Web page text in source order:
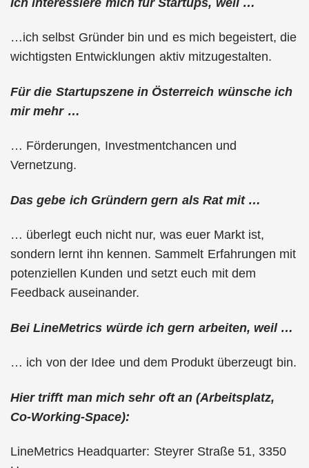
…ich selbst Gründer bin und es mich begeistert, die
wichtigsten Entwicklungen aktiv mitzugestalten.
Für die Startupszene in Österreich wünsche ich
mir mehr …
… Förderungen, Investmentchancen und
Vernetzung.
Das gebe ich Gründern gern als Rat mit …
… überlegt euch nicht nur, was euer Markt ist,
sondern lernt ihn kennen. Sammelt Erfahrungen mit
potenziellen Kunden und setzt euch mit dem
Feedback auseinander.
Bei LineMetrics würde ich gern arbeiten, weil …
… ich von der Idee und dem Produkt überzeugt bin.
Hier trifft man mich sehr oft an (Arbeitsplatz,
Co-Working-Space):
LineMetrics Headquarter: Steyrer Straße 51, 3350